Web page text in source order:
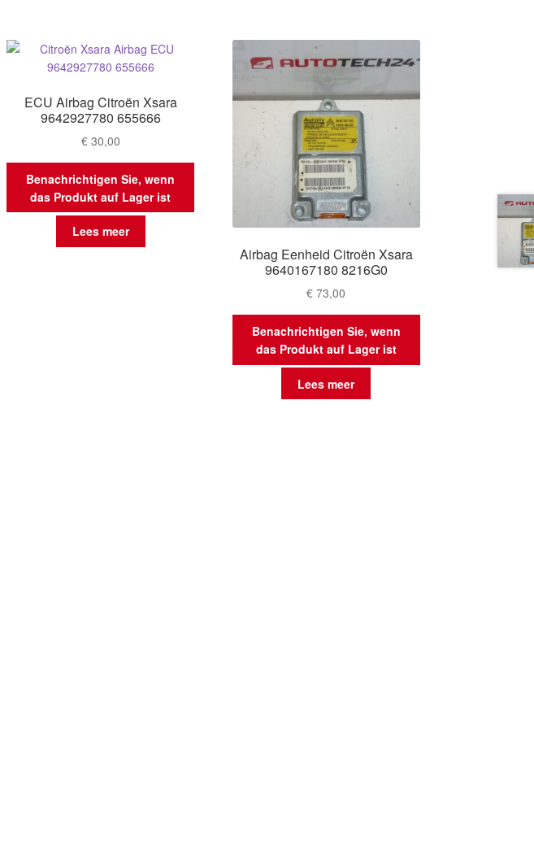
ECU Airbag Citroën Xsara
9642927780 655666
€30,00
Benachrichtigen Sie, wenn
das Produkt auf Lager ist
Lees meer
Airbag Eenheid Citroën Xsara
9640167180 8216G0
€ 73,00
Benachrichtigen Sie, wenn
das Produkt auf Lager ist
Lees meer